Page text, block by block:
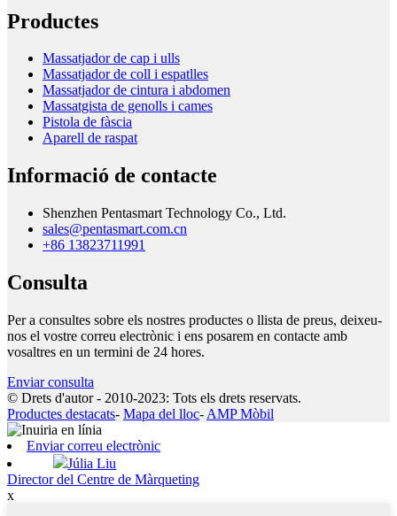
Productes
Massatjador de cap i ulls
Massatjador de coll i espatlles
Massatjador de cintura i abdomen
Massatgista de genolls i cames
Pistola de fàscia
Aparell de raspat
Informació de contacte
Shenzhen Pentasmart Technology Co., Ltd.
sales@pentasmart.com.cn
+86 13823711991
Consulta
Per a consultes sobre els nostres productes o llista de preus, deixeu-
nos el vostre correu electrònic i ens posarem en contacte amb
vosaltres en un termini de 24 hores.
Enviar consulta
© Drets d'autor - 2010-2023: Tots els drets reservats.
Productes destacats- Mapa del lloc- AMP Mòbil
Enviar correu electrònic
Júlia Liu
Director del Centre de Màrqueting
x